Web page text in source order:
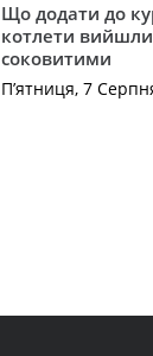
Що додати до
котлети
соковитими
П’ятниця, 7